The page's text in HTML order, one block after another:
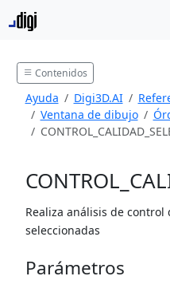
Contenidos
Ayuda Digi3D.AI
Ventana de dibujo
Realiza análisis de
seleccionadas
Parámetros